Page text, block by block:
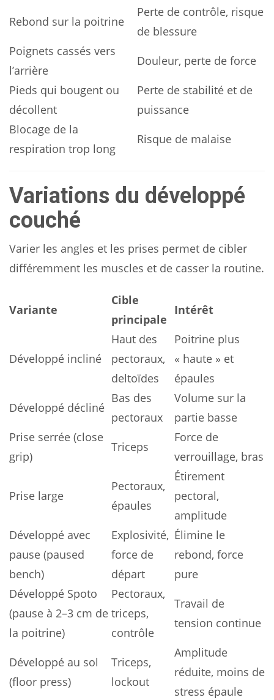
Rebond sur la poitrine
Perte de contrôle, risque
de blessure
Poignets cassés vers
l’arrière
Douleur, perte de force
Pieds qui bougent ou
décollent
Perte de stabilité et de
puissance
Blocage de la
respiration trop long
Risque de malaise
Variations du développé
couché
Varier les angles et les prises permet de cibler
différemment les muscles et de casser la routine.
Variante
Cible
principale
Intérêt
Développé incliné
Haut des
pectoraux,
deltoïdes
Poitrine plus
« haute » et
épaules
Développé décliné
Bas des
pectoraux
Volume sur la
partie basse
Prise serrée (close
grip)
Triceps
Force de
verrouillage, bras
Prise large
Pectoraux,
épaules
Étirement
pectoral,
amplitude
Développé avec
pause (paused
bench)
Explosivité,
force de
départ
Élimine le
rebond, force
pure
Développé Spoto
(pause à 2–3 cm de
la poitrine)
Pectoraux,
triceps,
contrôle
Travail de
tension continue
Développé au sol
(floor press)
Triceps,
lockout
Amplitude
réduite, moins de
stress épaule